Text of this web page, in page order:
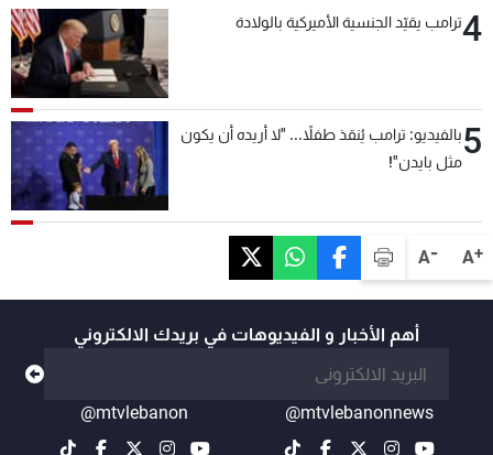
A+
A-
4ترامب يقيّد الجنسية الأميركية بالولادة
5بالفيديو: ترامب يُنقذ طفلاً... "لا أريده أن يكون
مثل بايدن"!
أهم الأخبار و الفيديوهات في بريدك الالكتروني
@mtvlebanonnews
@mtvlebanon